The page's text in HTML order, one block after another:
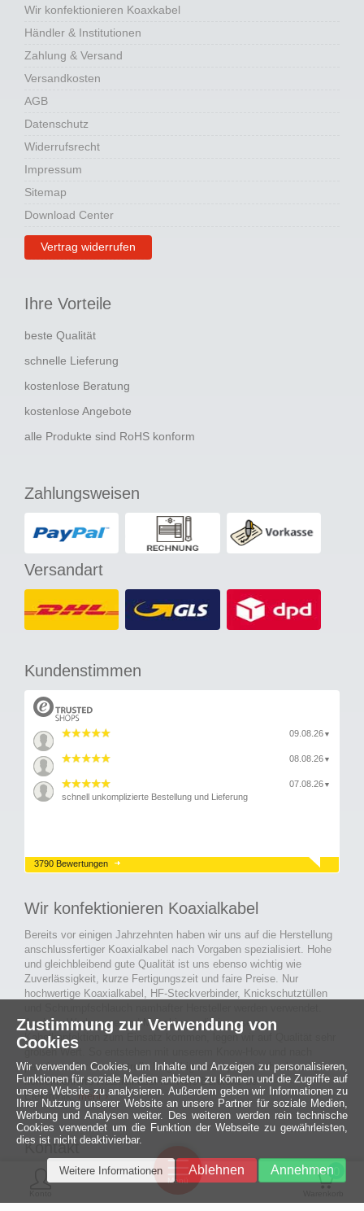
Wir konfektionieren Koaxkabel
Händler & Institutionen
Zahlung & Versand
Versandkosten
AGB
Datenschutz
Widerrufsrecht
Impressum
Sitemap
Download Center
Vertrag widerrufen
Ihre Vorteile
beste Qualität
schnelle Lieferung
kostenlose Beratung
kostenlose Angebote
alle Produkte sind RoHS konform
Zahlungsweisen
Versandart
Kundenstimmen
09.08.26 ▼
08.08.26 ▼
07.08.26 ▼
schnell unkomplizierte Bestellung und Lieferung
3790 Bewertungen
Wir konfektionieren Koaxialkabel
Bereits vor einigen Jahrzehnten haben wir uns auf die Herstellung
anschlussfertiger Koaxialkabel nach Vorgaben spezialisiert. Hohe
und gleichbleibend gute Qualität ist uns ebenso wichtig wie
Zuverlässigkeit, kurze Fertigungszeit und faire Preise. Nur
hochwertige Koaxialkabel, HF-Steckverbinder, Knickschutztüllen
Auch an Werkzeuge und Maschinen, die in unserer
Kabelkonfektion zum Einsatz kommen, legen wir auf Qualität sehr
großen Wert. So entstehen mit unserem Know-How und nach
passieren der Endkontrolle langlebige und qualitativ hochwertige
konfektionierte Koaxialkabel für viele Bereiche der
Elektronik.mehr ›
Kontakt
MCE Mauritz Electronics
0
Menü
Ein halbes
Jahrhundert
technologische
Zustimmung zur Verwendung von
Cookies
Wir verwenden Cookies, um Inhalte und Anzeigen zu personalisieren,
Funktionen für soziale Medien anbieten zu können und die Zugriffe auf
unsere Website zu analysieren. Außerdem geben wir Informationen zu
Ihrer Nutzung unserer Website an unsere Partner für soziale Medien,
Werbung und Analysen weiter. Des weiteren werden rein technische
Cookies verwendet um die Funktion der Webseite zu gewährleisten,
dies ist nicht deaktivierbar.
Annehmen
Ablehnen
Weitere Informationen